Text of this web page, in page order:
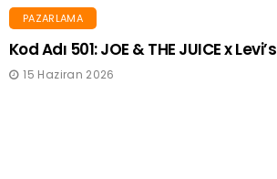
PAZARLAMA
Kod Adı 501: JOE & THE JUICE x Levi’s
15 Haziran 2026